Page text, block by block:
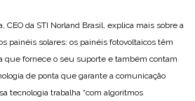
CEO da STI Norland Brasil, explica mais sobre a
painéis solares: os painéis fotovoltaicos têm
que fornece o seu suporte e também contam
de ponta que garante a comunicação
tecnologia trabalha “com algoritmos